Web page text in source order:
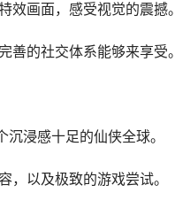
效画面，感受视觉的震撼。
善的社交体系能够来享受。
浸感十足的仙侠全球。
，以及极致的游戏尝试。